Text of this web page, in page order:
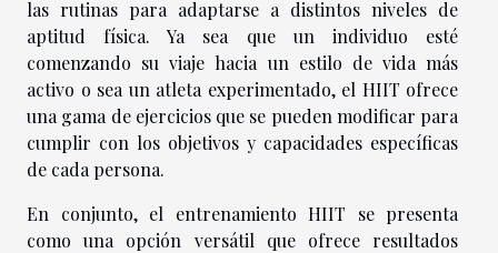
las rutinas para adaptarse a distintos niveles de
aptitud física. Ya sea que un individuo esté
comenzando su viaje hacia un estilo de vida más
activo o sea un atleta experimentado, el HIIT ofrece
una gama de ejercicios que se pueden modificar para
cumplir con los objetivos y capacidades específicas
de cada persona.
En conjunto, el entrenamiento HIIT se presenta
como una opción versátil que ofrece resultados